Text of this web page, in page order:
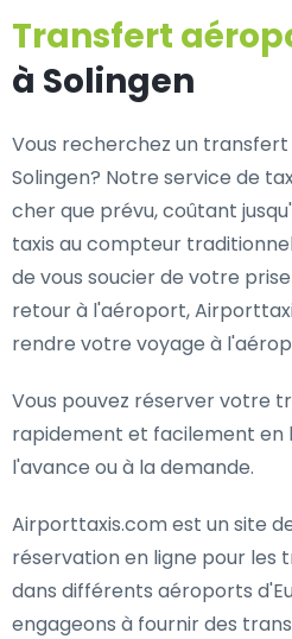
Transfert
à Solingen
Vous recherchez un
Solingen? Notre service de
cher que prévu, coûtant
taxis au compteur
de vous soucier de votre
retour à l'aéroport,
rendre votre voyage à
Vous pouvez réserver votre
rapidement et facilement en
l'avance ou à la demande.
Airporttaxis.com est un site
réservation en ligne pour
dans différents aéroports
engageons à fournir des